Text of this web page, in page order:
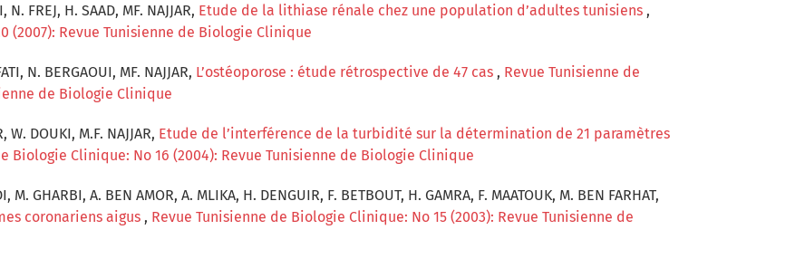
FREJ, H. SAAD, MF. NAJJAR, Etude de la lithiase rénale chez une population d’adultes tunisiens ,
(2007): Revue Tunisienne de Biologie Clinique
N. BERGAOUI, MF. NAJJAR, L’ostéoporose : étude rétrospective de 47 cas , Revue Tunisienne de
de Biologie Clinique
W. DOUKI, M.F. NAJJAR, Etude de l’interférence de la turbidité sur la détermination de 21 paramètres
Biologie Clinique: No 16 (2004): Revue Tunisienne de Biologie Clinique
M. GHARBI, A. BEN AMOR, A. MLIKA, H. DENGUIR, F. BETBOUT, H. GAMRA, F. MAATOUK, M. BEN FARHAT,
coronariens aigus , Revue Tunisienne de Biologie Clinique: No 15 (2003): Revue Tunisienne de